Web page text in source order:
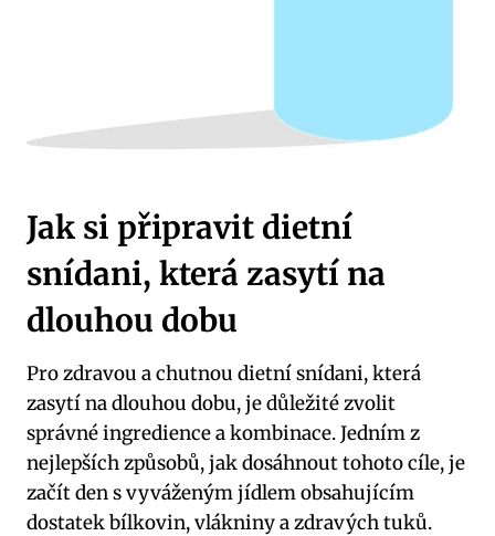
Jak si připravit dietní
snídani, která zasytí na
dlouhou dobu
Pro zdravou a chutnou dietní snídani, která
zasytí na dlouhou dobu, je důležité zvolit
správné ingredience a kombinace. Jedním z
nejlepších způsobů, jak dosáhnout tohoto cíle, je
začít den s vyváženým jídlem obsahujícím
dostatek bílkovin, vlákniny a zdravých tuků.